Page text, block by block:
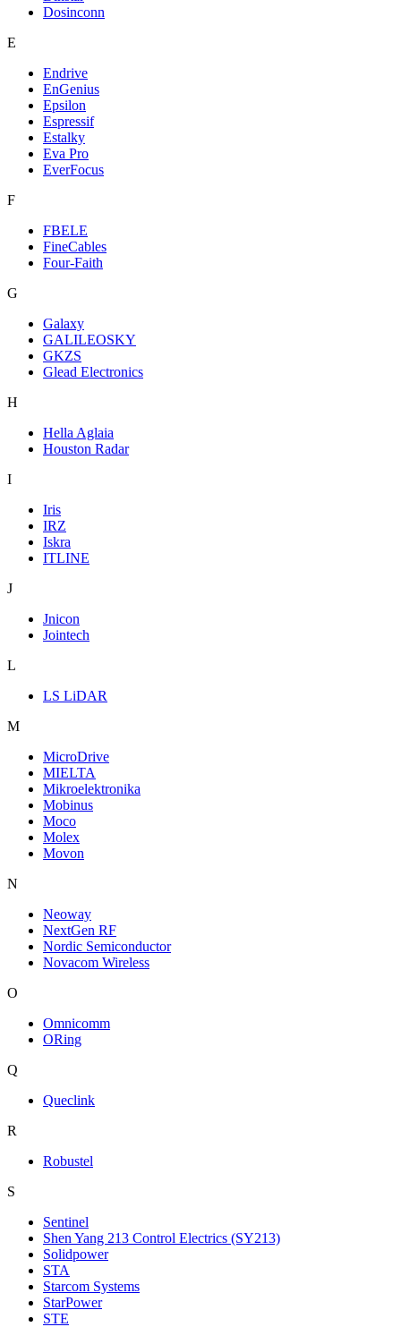
Dosinconn
E
Endrive
EnGenius
Epsilon
Espressif
Estalky
Eva Pro
EverFocus
F
FBELE
FineCables
Four-Faith
G
Galaxy
GALILEOSKY
GKZS
Glead Electronics
H
Hella Aglaia
Houston Radar
I
Iris
IRZ
Iskra
ITLINE
J
Jnicon
Jointech
L
LS LiDAR
M
MicroDrive
MIELTA
Mikroelektronika
Mobinus
Moco
Molex
Movon
N
Neoway
NextGen RF
Nordic Semiconductor
Novacom Wireless
O
Omnicomm
ORing
Q
Queclink
R
Robustel
S
Sentinel
Shen Yang 213 Control Electrics (SY213)
Solidpower
STA
Starcom Systems
StarPower
STE